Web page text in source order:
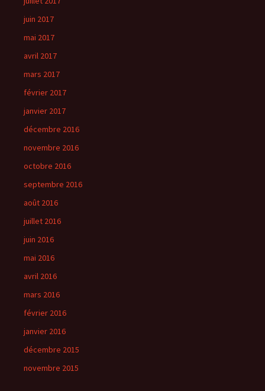
juin 2017
mai 2017
avril 2017
mars 2017
février 2017
janvier 2017
décembre 2016
novembre 2016
octobre 2016
septembre 2016
août 2016
juillet 2016
juin 2016
mai 2016
avril 2016
mars 2016
février 2016
janvier 2016
décembre 2015
novembre 2015